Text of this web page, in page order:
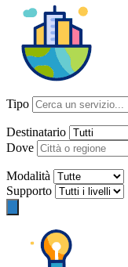
Tipo
Destinatario
Dove
Modalità
Supporto